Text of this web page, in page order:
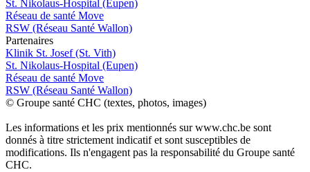
St. Nikolaus-Hospital (Eupen)
Réseau de santé Move
RSW (Réseau Santé Wallon)
Partenaires
Klinik St. Josef (St. Vith)
St. Nikolaus-Hospital (Eupen)
Réseau de santé Move
RSW (Réseau Santé Wallon)
© Groupe santé CHC (textes, photos, images)
Les informations et les prix mentionnés sur www.chc.be sont
donnés à titre strictement indicatif et sont susceptibles de
modifications. Ils n'engagent pas la responsabilité du Groupe santé
CHC.